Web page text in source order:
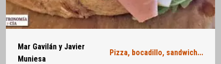
Mar Gavilán y Javier
Muniesa
Pizza, bocadillo, sandwich...